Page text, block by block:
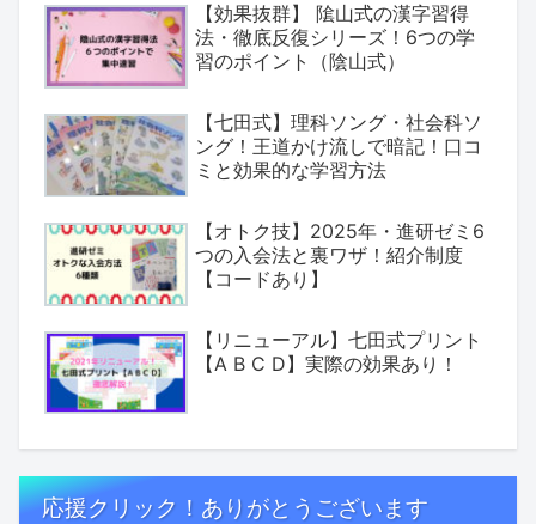
【効果抜群】 隂山式の漢字習得
法・徹底反復シリーズ！6つの学
習のポイント（陰山式）
【七田式】理科ソング・社会科ソ
ング！王道かけ流しで暗記！口コ
ミと効果的な学習方法
【オトク技】2025年・進研ゼミ6
つの入会法と裏ワザ！紹介制度
【コードあり】
【リニューアル】七田式プリント
【A B C D】実際の効果あり！
応援クリック！ありがとうございます